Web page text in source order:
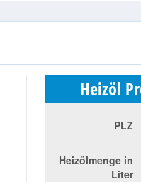
Heizöl
PLZ
Heizölmenge in
Liter